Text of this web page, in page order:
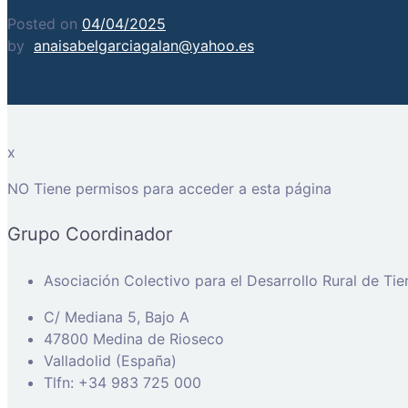
Posted on 04/04/2025
by anaisabelgarciagalan@yahoo.es
x
NO Tiene permisos para acceder a esta página
Grupo Coordinador
Asociación Colectivo para el Desarrollo Rural de
C/ Mediana 5, Bajo A
47800 Medina de Rioseco
Valladolid (España)
Tlfn: +34 983 725 000